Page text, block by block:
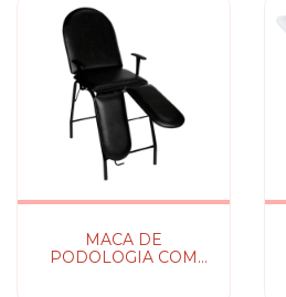
MACA DE
PODOLOGIA COM